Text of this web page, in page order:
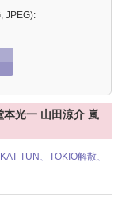
JPEG):
光一 山田涼介 嵐
TUN、TOKIO解散、